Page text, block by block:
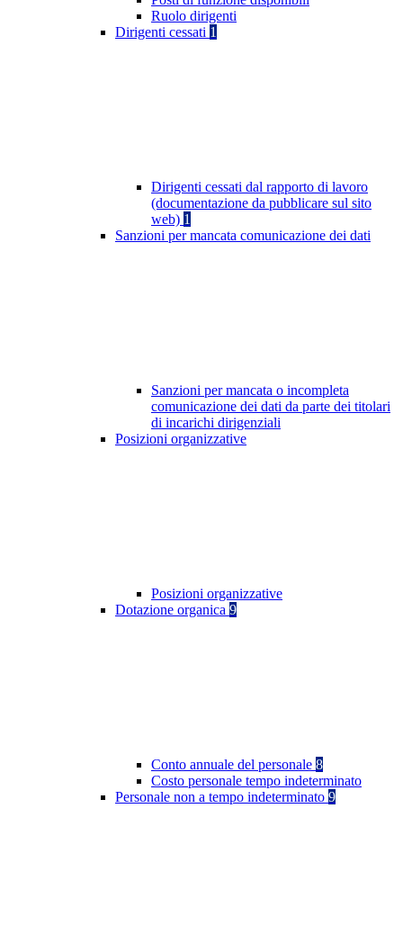
Ruolo dirigenti
Dirigenti cessati 1
Dirigenti cessati dal rapporto di lavoro
(documentazione da pubblicare sul sito
web) 1
Sanzioni per mancata comunicazione dei dati
Sanzioni per mancata o incompleta
comunicazione dei dati da parte dei titolari
di incarichi dirigenziali
Posizioni organizzative
Posizioni organizzative
Dotazione organica 9
Conto annuale del personale 8
Costo personale tempo indeterminato
Personale non a tempo indeterminato 9